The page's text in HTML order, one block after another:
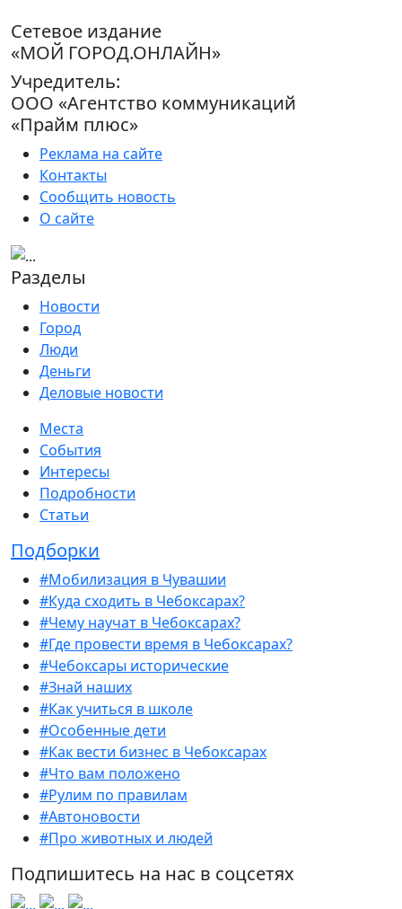
Сетевое издание
«МОЙ ГОРОД.ОНЛАЙН»
Учредитель:
ООО «Агентство коммуникаций
«Прайм плюс»
Реклама на сайте
Контакты
Сообщить новость
О сайте
Разделы
Новости
Город
Люди
Деньги
Деловые новости
Места
События
Интересы
Подробности
Статьи
Подборки
#Мобилизация в Чувашии
#Куда сходить в Чебоксарах?
#Чему научат в Чебоксарах?
#Где провести время в Чебоксарах?
#Чебоксары исторические
#Знай наших
#Как учиться в школе
#Особенные дети
#Как вести бизнес в Чебоксарах
#Что вам положено
#Рулим по правилам
#Автоновости
#Про животных и людей
Подпишитесь на нас в соцсетях